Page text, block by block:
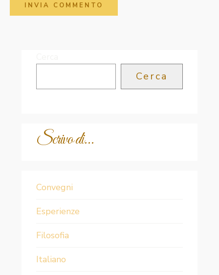
Cerca
Scrivo di...
Convegni
Esperienze
Filosofia
Italiano